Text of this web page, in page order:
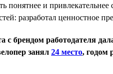
понятнее и
разработал ценностное
с брендом работодателя
занял 24 место, годом